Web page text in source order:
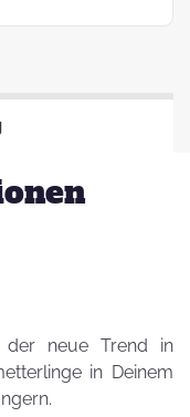
der neue Trend in
in Deinem